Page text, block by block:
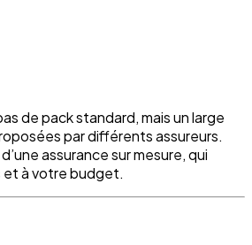
de pack standard, mais un large
par différents assureurs.
assurance sur mesure, qui
et à votre budget.